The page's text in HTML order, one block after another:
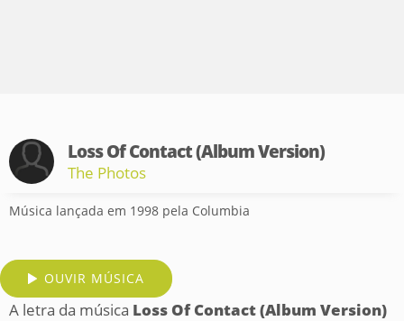
Loss Of Contact (Album Version)
The Photos
Música lançada em 1998 pela Columbia
OUVIR MÚSICA
A letra da música Loss Of Contact (Album Version)